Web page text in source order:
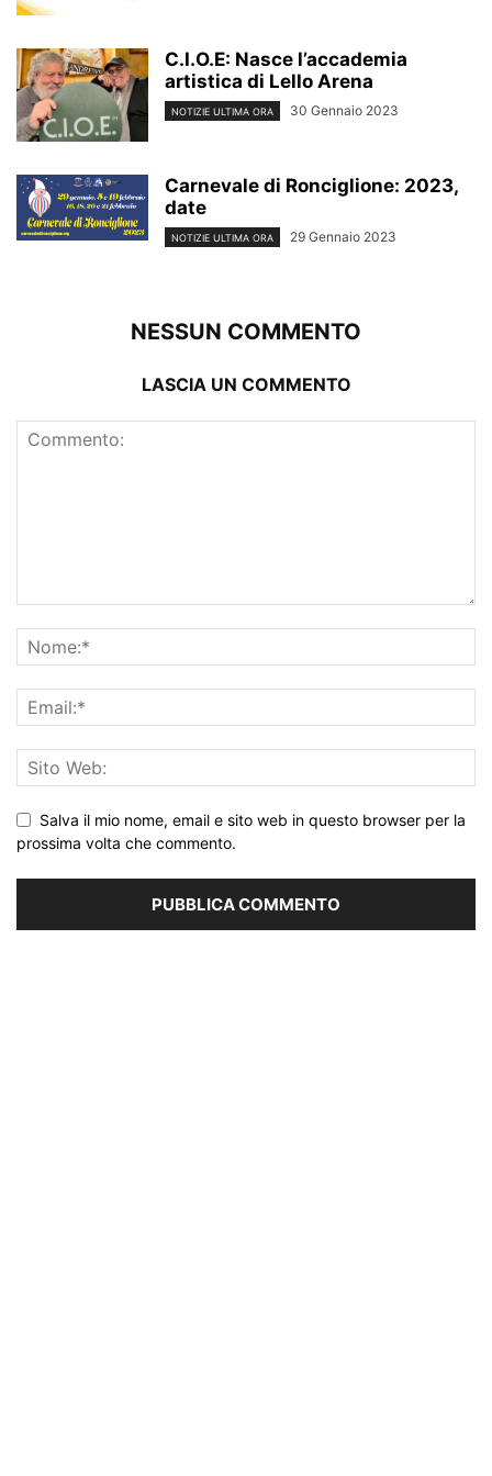
C.I.O.E: Nasce l’accademia
artistica di Lello Arena
NOTIZIE ULTIMA ORA 30 Gennaio 2023
Carnevale di Ronciglione: 2023,
date
NOTIZIE ULTIMA ORA 29 Gennaio 2023
NESSUN COMMENTO
LASCIA UN COMMENTO
Salva il mio nome, email e sito web in questo browser per la
prossima volta che commento.